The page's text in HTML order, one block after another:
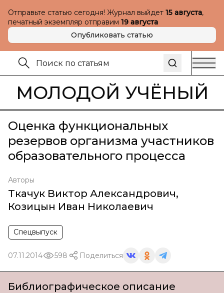
Отправьте статью сегодня! Журнал выйдет 15 августа,
печатный экземпляр отправим 19 августа
Опубликовать статью
МОЛОДОЙ УЧЁНЫЙ
Оценка функциональных
резервов организма участников
образовательного процесса
Авторы
Ткачук Виктор Александрович,
Козицын Иван Николаевич
Спецвыпуск
07.11.2014 598 Поделиться
Библиографическое описание